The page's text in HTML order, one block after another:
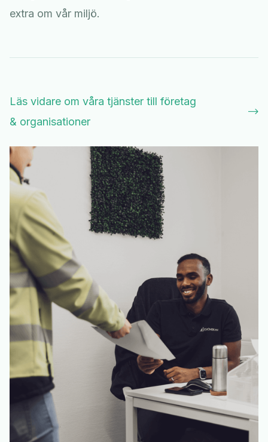
extra om vår miljö.
Läs vidare om våra tjänster till företag
& organisationer
